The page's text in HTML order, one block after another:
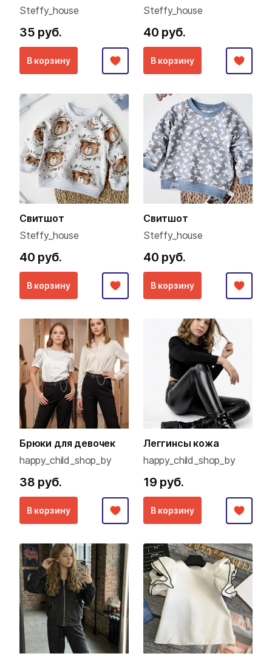
Steffy_house
35 руб.
В корзину
Steffy_house
40 руб.
В корзину
Свитшот
Steffy_house
40 руб.
В корзину
Свитшот
Steffy_house
40 руб.
В корзину
Брюки для девочек
happy_child_shop_by
38 руб.
В корзину
Леггинсы кожа
happy_child_shop_by
19 руб.
В корзину